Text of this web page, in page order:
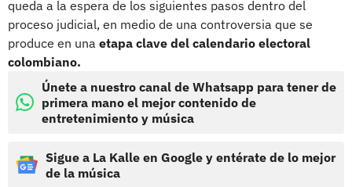
queda a la espera de los siguientes pasos dentro del
proceso judicial, en medio de una controversia que se
produce en una etapa clave del calendario electoral
colombiano.
Únete a nuestro canal de Whatsapp para tener de
primera mano el mejor contenido de
entretenimiento y música
Sigue a La Kalle en Google y entérate de lo mejor
de la música